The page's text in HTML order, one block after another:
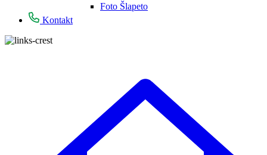
Foto Šlapeto
Kontakt